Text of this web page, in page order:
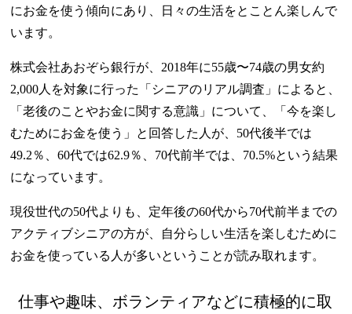
にお金を使う傾向にあり、日々の生活をとことん楽しんで
います。
株式会社あおぞら銀行が、2018年に55歳〜74歳の男女約
2,000人を対象に行った「シニアのリアル調査」によると、
「老後のことやお金に関する意識」について、「今を楽し
むためにお金を使う」と回答した人が、50代後半では
49.2％、60代では62.9％、70代前半では、70.5%という結果
になっています。
現役世代の50代よりも、定年後の60代から70代前半までの
アクティブシニアの方が、自分らしい生活を楽しむために
お金を使っている人が多いということが読み取れます。
仕事や趣味、ボランティアなどに積極的に取